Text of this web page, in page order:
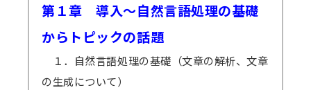
第１章 導入～自然言語処理の基礎
からトピックの話題
１．自然言語処理の基礎（文章の解析、文章
の生成について）